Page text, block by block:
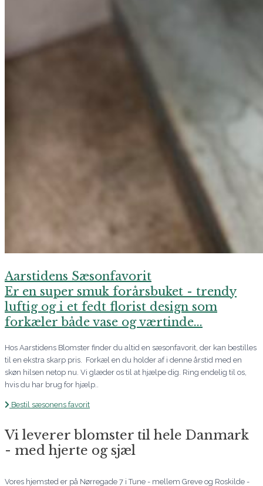
Aarstidens Sæsonfavorit
Er en super smuk forårsbuket - trendy
luftig og i et fedt florist design som
forkæler både vase og værtinde...
Hos Aarstidens Blomster finder du altid en sæsonfavorit, der kan bestilles
til en ekstra skarp pris. Forkæl en du holder af i denne årstid med en
skøn hilsen netop nu. Vi glæder os til at hjælpe dig. Ring endelig til os,
hvis du har brug for hjælp..
Bestil sæsonens favorit
Vi leverer blomster til hele Danmark
- med hjerte og sjæl
Vores hjemsted er på Nørregade 7 i Tune - mellem Greve og Roskilde -